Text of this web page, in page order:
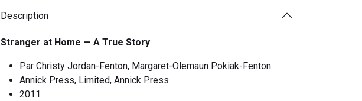
Description
Stranger at Home — A True Story
Par Christy Jordan-Fenton, Margaret-Olemaun Pokiak-Fenton
Annick Press, Limited, Annick Press
2011